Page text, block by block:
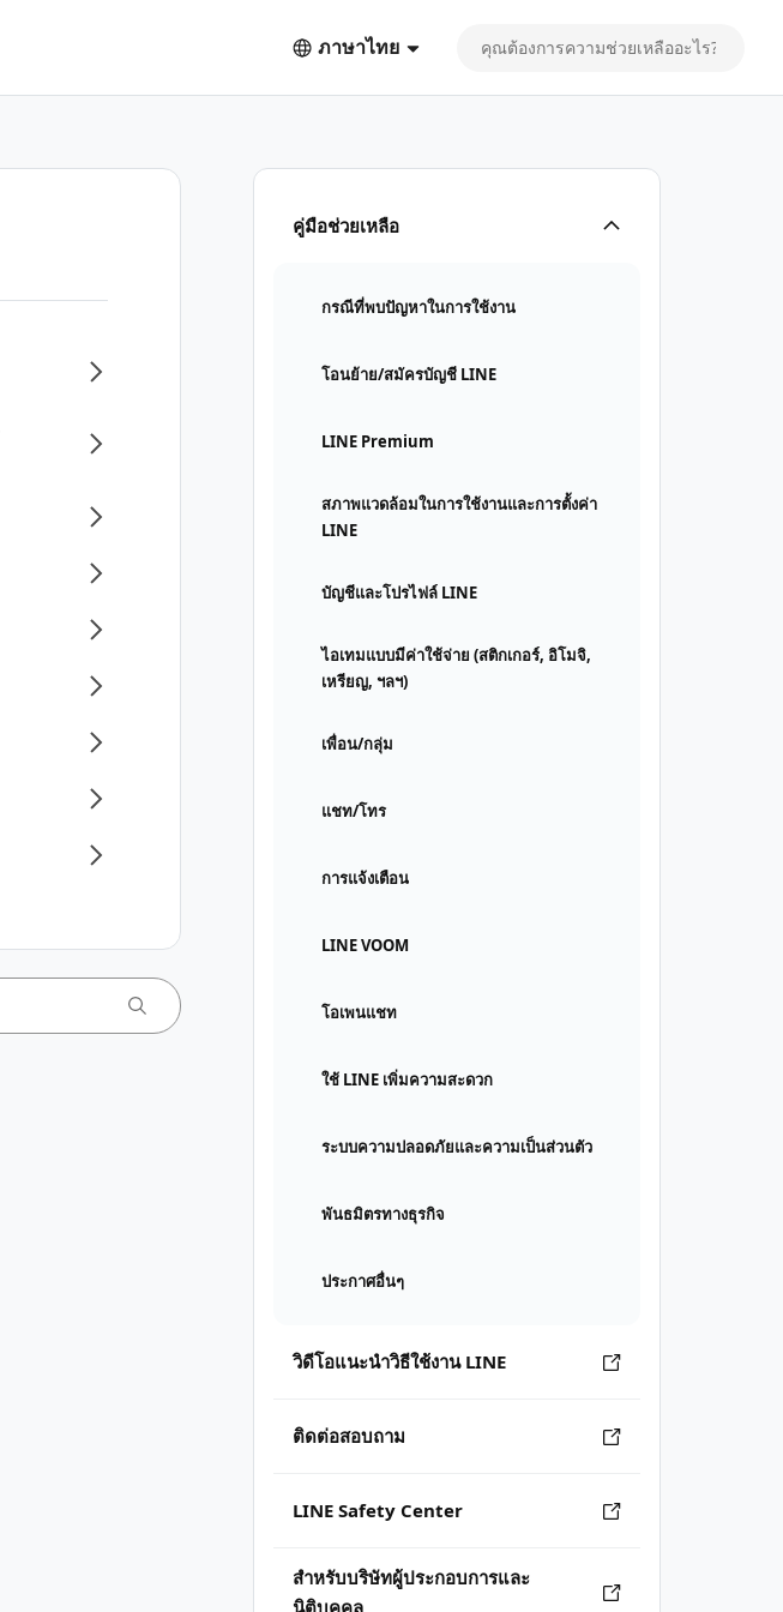
ภาษาไทย
คู่มือช่วยเหลือ
กรณีที่พบปัญหาในการใช้งาน
โอนย้าย/สมัครบัญชี LINE
LINE Premium
สภาพแวดล้อมในการใช้งานและการตั้งค่า
LINE
บัญชีและโปรไฟล์ LINE
ไอเทมแบบมีค่าใช้จ่าย (สติกเกอร์, อิโมจิ,
เหรียญ, ฯลฯ)
เพื่อน/กลุ่ม
แชท/โทร
การแจ้งเตือน
LINE VOOM
โอเพนแชท
ใช้ LINE เพิ่มความสะดวก
ระบบความปลอดภัยและความเป็นส่วนตัว
พันธมิตรทางธุรกิจ
ประกาศอื่นๆ
วิดีโอแนะนำวิธีใช้งาน LINE
ติดต่อสอบถาม
LINE Safety Center
สำหรับบริษัทผู้ประกอบการและ
นิติบุคคล